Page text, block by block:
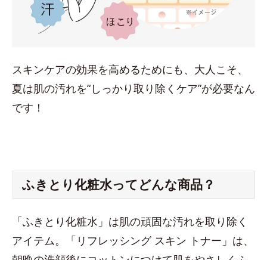
スキンケアの効果を高めるためにも、大人こそ、
夏は肌の汚れを“しっかり取り除くケア”が必要なん
です！
ふきとり化粧水ってどんな商品？
「ふきとり化粧水」は肌の頑固な汚れを取り除く
アイテム。「リフレッシング スキン トナー」は、